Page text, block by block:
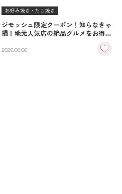
お好み焼き・たこ焼き
ジモッシュ限定クーポン！知らなきゃ
損！地元人気店の絶品グルメをお得に
2026.08.06